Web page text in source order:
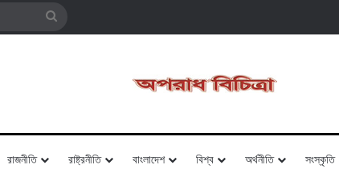
রাজনীতি রাষ্ট্রনীতি বাংলাদেশ বিশ্ব অর্থনীতি সংস্কৃতি